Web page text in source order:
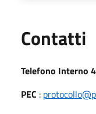
Contatti
Telefono Interno 4
PEC :